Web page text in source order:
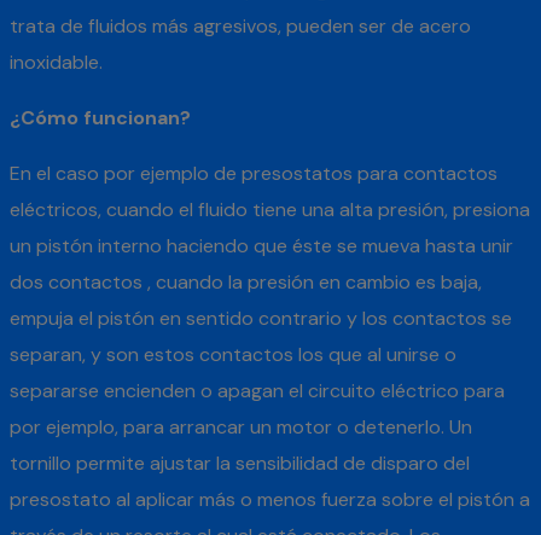
trata de fluidos más agresivos, pueden ser de acero
inoxidable.
¿Cómo funcionan?
En el caso por ejemplo de presostatos para contactos
eléctricos, cuando el fluido tiene una alta presión, presiona
un pistón interno haciendo que éste se mueva hasta unir
dos contactos , cuando la presión en cambio es baja,
empuja el pistón en sentido contrario y los contactos se
separan, y son estos contactos los que al unirse o
separarse encienden o apagan el circuito eléctrico para
por ejemplo, para arrancar un motor o detenerlo. Un
tornillo permite ajustar la sensibilidad de disparo del
presostato al aplicar más o menos fuerza sobre el pistón a